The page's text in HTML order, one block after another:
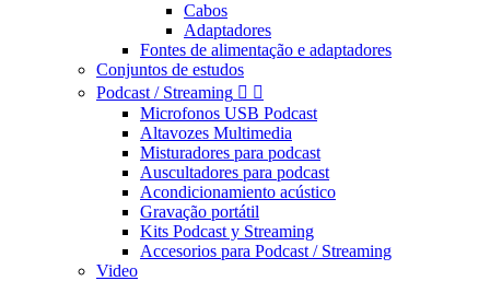
Cabos
Adaptadores
Fontes de alimentação e adaptadores
Conjuntos de estudos
Podcast / Streaming  
Microfonos USB Podcast
Altavozes Multimedia
Misturadores para podcast
Auscultadores para podcast
Acondicionamiento acústico
Gravação portátil
Kits Podcast y Streaming
Accesorios para Podcast / Streaming
Video